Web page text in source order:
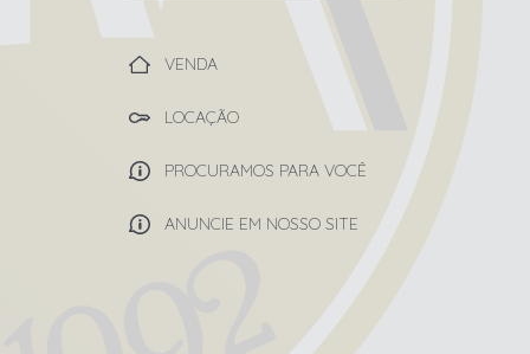
VENDA
LOCAÇÃO
PROCURAMOS PARA VOCÊ
ANUNCIE EM NOSSO SITE